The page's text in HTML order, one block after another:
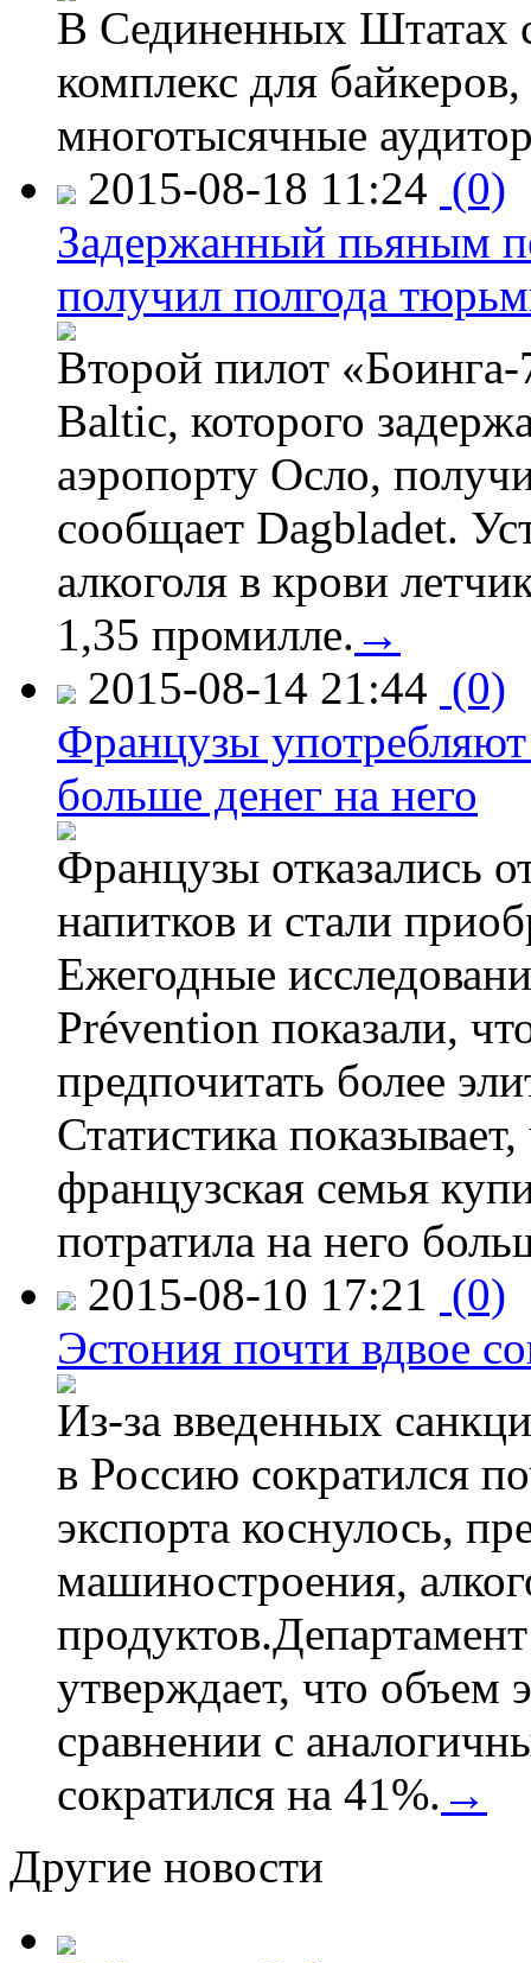
В Сединенных Штатах
комплекс для
многотысячные
2015-08-18 11:24 (0)
Задержанный пьяным
получил полгода
Второй пилот
Baltic, которого
аэропорту Осло,
сообщает Dagbladet.
алкоголя в крови
1,35 промилле. →
2015-08-14 21:44 (0)
Французы
больше денег на него
Французы отказались
напитков и стали
Ежегодные
Prévention показали,
предпочитать более
Статистика
французская семья
потратила на него
2015-08-10 17:21 (0)
Эстония почти вдвое
Из-за введенных
в Россию сократился
экспорта коснулось,
машиностроения,
утверждает, что объем
сравнении с
сократился на 41%. →
Другие новости